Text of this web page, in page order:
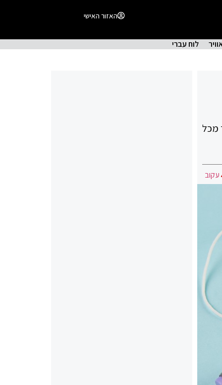
האזור האישי
לוח עברי
מכל
עקוב